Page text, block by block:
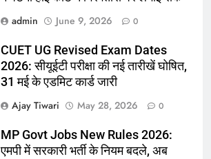
admin
June 9, 2026 0
CUET UG Revised Exam Dates
2026: सीयूईटी परीक्षा की नई तारीखें घोषित,
31 मई के एडमिट कार्ड जारी
Ajay Tiwari
May 28, 2026 0
MP Govt Jobs New Rules 2026:
एमपी में सरकारी भर्ती के नियम बदले, अब